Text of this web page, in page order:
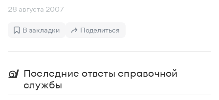
Справочник по пунктуации
Словарь-справочник трудностей
Справочник по фразеологии
28 августа 2007
В закладки Поделиться
Последние ответы справочной
службы